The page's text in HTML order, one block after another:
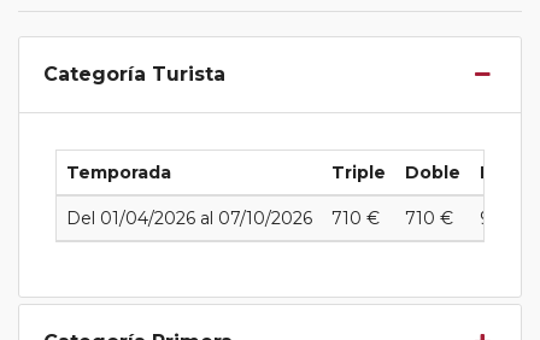
Categoría Turista
Temporada Triple Doble
Del 01/04/2026 al 07/10/2026 710 € 710 € 905 €